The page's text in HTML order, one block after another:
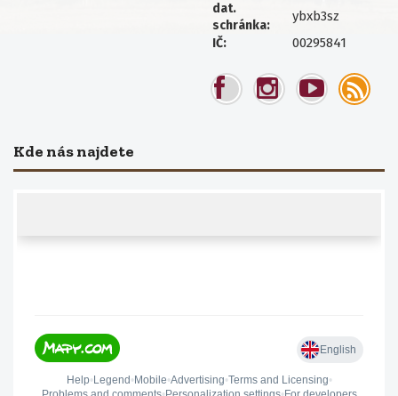
dat.
schránka:
ybxb3sz
IČ: 00295841
Kde nás najdete